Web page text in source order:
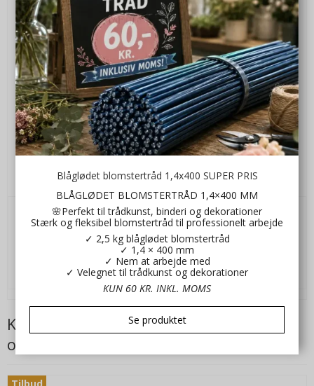
Basic taft bånd lyseblå 8 mm x 50 m
65,00 DKK
VIS PRODUKT
Kunder der har købt dette produkt har
også købt
Tilbud
Blåglødet blomstertråd 1,4x400 SUPER PRIS
BLÅGLØDET BLOMSTERTRÅD 1,4×400 MM
🌸Perfekt til trådkunst, binderi og dekorationer
Stærk og fleksibel blomstertråd til professionelt arbejde
✓ 2,5 kg blåglødet blomstertråd
✓ 1,4 × 400 mm
✓ Nem at arbejde med
✓ Velegnet til trådkunst og dekorationer
KUN 60 KR. INKL. MOMS
Se produktet